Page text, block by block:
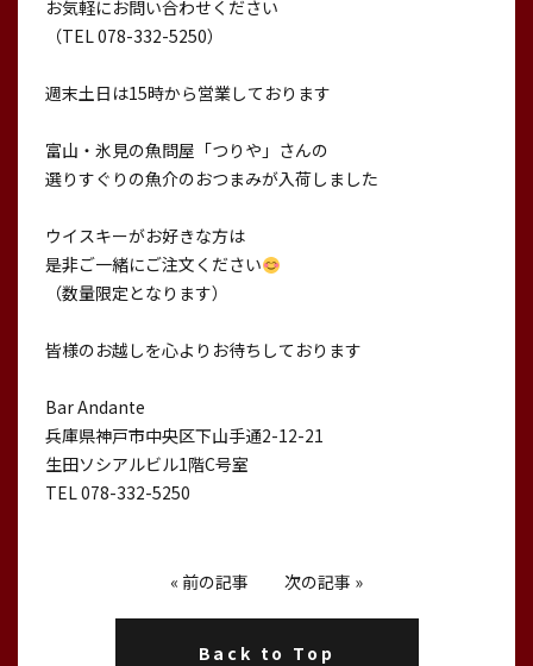
お気軽にお問い合わせください
（TEL 078-332-5250）
週末土日は15時から営業しております
富山・氷見の魚問屋「つりや」さんの
選りすぐりの魚介のおつまみが入荷しました
ウイスキーがお好きな方は
是非ご一緒にご注文ください
（数量限定となります）
皆様のお越しを心よりお待ちしております
Bar Andante
兵庫県神戸市中央区下山手通2-12-21
生田ソシアルビル1階C号室
TEL 078-332-5250
« 前の記事 次の記事 »
Back to Top